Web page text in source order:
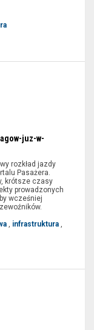
juz-w-
rozkład jazdy
Pasażera.
krótsze czasy
prowadzonych
wcześniej
, infrastruktura ,